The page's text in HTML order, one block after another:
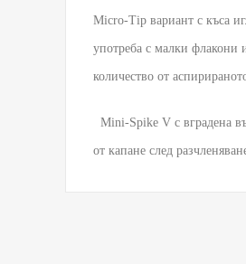
Micro-Tip вариант с къса
употреба с малки флакони
количество от
Mini-Spike V с вградена
от капане след